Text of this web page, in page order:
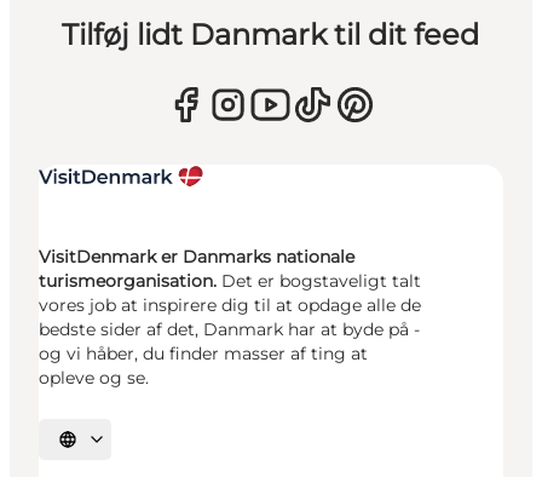
Tilføj lidt Danmark til dit feed
VisitDenmark er Danmarks nationale
turismeorganisation. Det er bogstaveligt talt
vores job at inspirere dig til at opdage alle de
bedste sider af det, Danmark har at byde på -
og vi håber, du finder masser af ting at
opleve og se.
Vælg sprog